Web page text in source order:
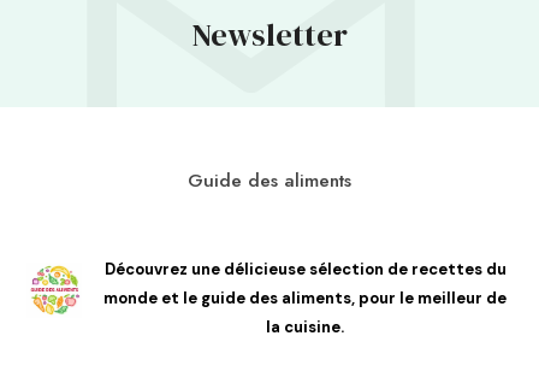
Newsletter
Guide des aliments
Découvrez une délicieuse sélection de recettes du
monde et le guide des aliments, pour le meilleur de
la cuisine.